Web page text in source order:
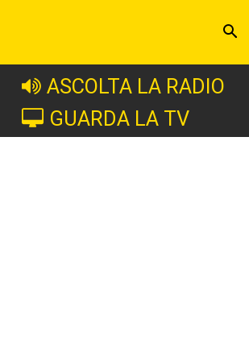
ASCOLTA LA RADIO
GUARDA LA TV